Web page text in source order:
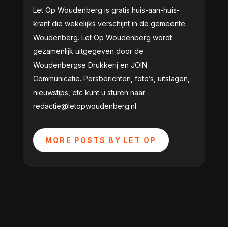
Let Op Woudenberg is gratis huis-aan-huis-
krant die wekelijks verschijnt in de gemeente
Woudenberg. Let Op Woudenberg wordt
gezamenlijk uitgegeven door de
Woudenbergse Drukkerij en JOIN
Communicatie. Persberichten, foto’s, uitslagen,
nieuwstips, etc kunt u sturen naar:
redactie@letopwoudenberg.nl
MORE POSTS BY LET OP